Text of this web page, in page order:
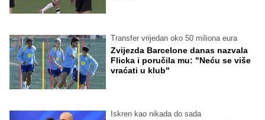
Transfer vrijedan oko 50 miliona eura
Zvijezda Barcelone danas nazvala
Flicka i poručila mu: "Neću se više
vraćati u klub"
Iskren kao nikada do sada